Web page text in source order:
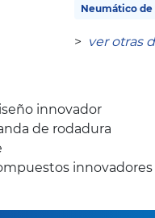
Neumático de
> ver otras
innovador
de rodadura
innovadores